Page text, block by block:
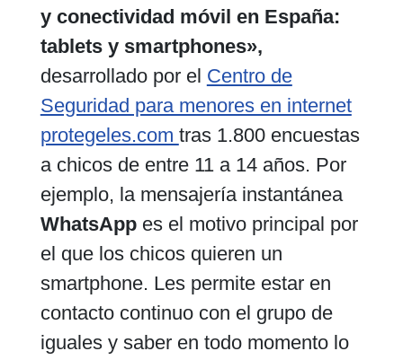
y conectividad móvil en España:
tablets y smartphones»,
desarrollado por el Centro de
Seguridad para menores en internet
protegeles.com tras 1.800 encuestas
a chicos de entre 11 a 14 años. Por
ejemplo, la mensajería instantánea
WhatsApp es el motivo principal por
el que los chicos quieren un
smartphone. Les permite estar en
contacto continuo con el grupo de
iguales y saber en todo momento lo